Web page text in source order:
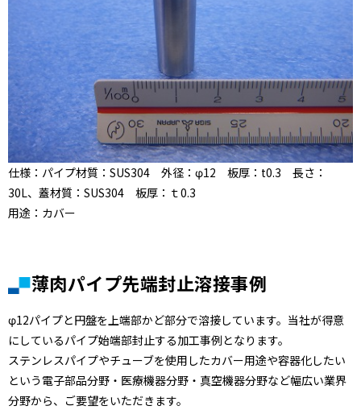
仕様：パイプ材質：SUS304 外径：φ12 板厚：t0.3 長さ：
30L、蓋材質：SUS304 板厚：ｔ0.3
用途：カバー
薄肉パイプ先端封止溶接事例
φ12パイプと円盤を上端部かど部分で溶接しています。当社が得意
にしているパイプ始端部封止する加工事例となります。
ステンレスパイプやチューブを使用したカバー用途や容器化したい
という電子部品分野・医療機器分野・真空機器分野など幅広い業界
分野から、ご要望をいただきます。